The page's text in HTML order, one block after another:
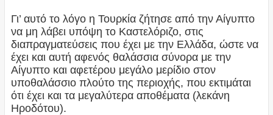
Γι’ αυτό το λόγο η Τουρκία ζήτησε από την Αίγυπτο
να μη λάβει υπόψη το Καστελόριζο, στις
διαπραγματεύσεις που έχει με την Ελλάδα, ώστε να
έχει και αυτή αφενός θαλάσσια σύνορα με την
Αίγυπτο και αφετέρου μεγάλο μερίδιο στον
υποθαλάσσιο πλούτο της περιοχής, που εκτιμάται
ότι έχει και τα μεγαλύτερα αποθέματα (λεκάνη
Ηροδότου).